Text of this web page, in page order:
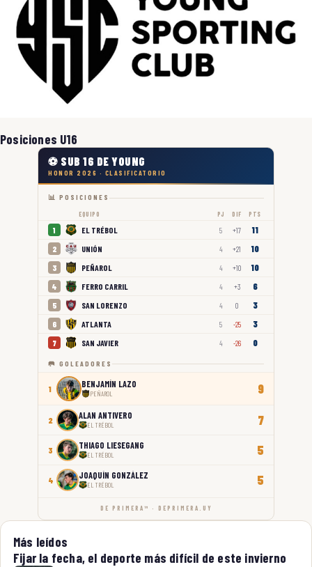
Posiciones U16
⚽ SUB 16 DE YOUNG
HONOR 2026 · CLASIFICATORIO
📊 POSICIONES
EQUIPO PJ DIF PTS
1 EL TRÉBOL 5 +17 11
2 UNIÓN 4 +21 10
3 PEÑAROL 4 +10 10
4 FERRO CARRIL 4 +3 6
5 SAN LORENZO 4 0 3
6 ATLANTA 5 -25 3
7 SAN JAVIER 4 -26 0
🥅 GOLEADORES
1 BENJAMÍN LAZO
PEÑAROL 9
2 ALAN ANTIVERO
EL TRÉBOL 7
3 THIAGO LIESEGANG
EL TRÉBOL 5
4 JOAQUÍN GONZÁLEZ
EL TRÉBOL 5
DE PRIMERA™ · DEPRIMERA.UY
Más leídos
Fijar la fecha, el deporte más difícil de este invierno